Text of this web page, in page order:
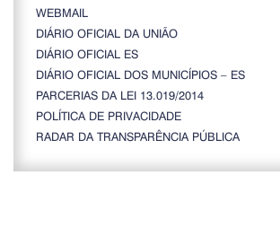
WEBMAIL
DIÁRIO OFICIAL DA UNIÃO
DIÁRIO OFICIAL ES
DIÁRIO OFICIAL DOS MUNICÍPIOS – ES
PARCERIAS DA LEI 13.019/2014
POLÍTICA DE PRIVACIDADE
RADAR DA TRANSPARÊNCIA PÚBLICA